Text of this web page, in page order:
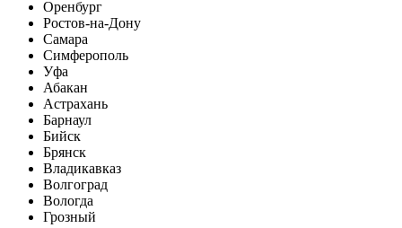
Оренбург
Ростов-на-Дону
Самара
Симферополь
Уфа
Абакан
Астрахань
Барнаул
Бийск
Брянск
Владикавказ
Волгоград
Вологда
Грозный